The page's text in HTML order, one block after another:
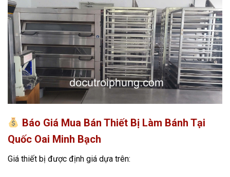
Báo Giá Mua Bán Thiết Bị Làm Bánh Tại
Quốc Oai Minh Bạch
Giá thiết bị được định giá dựa trên: